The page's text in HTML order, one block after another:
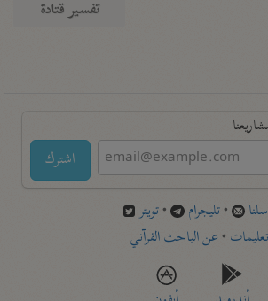
تفسير قتادة
اشترك
•تليجرام •تويتر
تعليمات •عن الباحث القرآني